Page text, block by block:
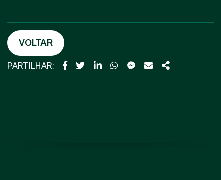
VOLTAR
PARTILHAR: